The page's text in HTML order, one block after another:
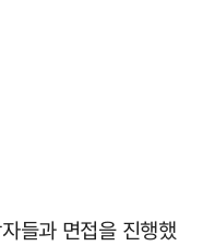
들과 면접을 진행했